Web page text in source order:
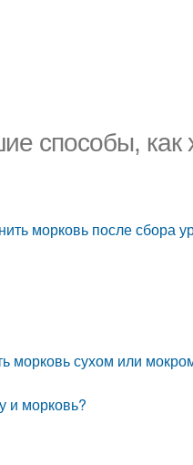
способы, как
морковь после сбора
морковь сухом или
и морковь?